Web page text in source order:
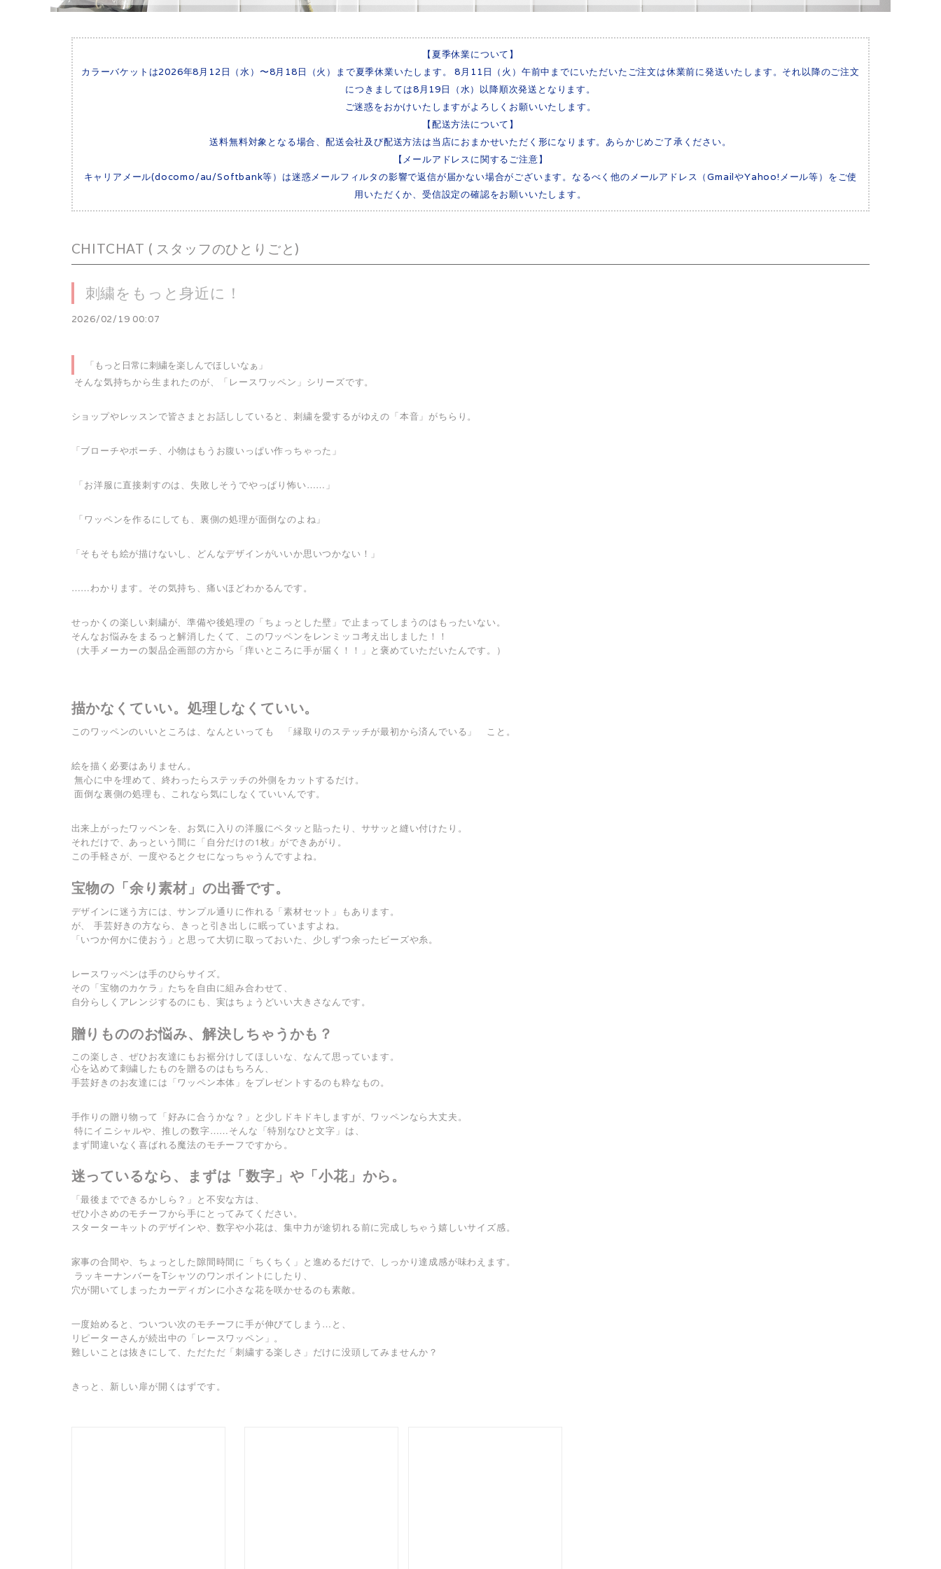
【夏季休業について】
カラーバケットは2026年8月12日（水）〜8月18日（火）まで夏季休業いたします。 8月11日（火）午前中までにいただいたご注文は休業前に発送いたします。それ以降のご注文
につきましては8月19日（水）以降順次発送となります。
ご迷惑をおかけいたしますがよろしくお願いいたします。
【配送方法について】
送料無料対象となる場合、配送会社及び配送方法は当店におまかせいただく形になります。あらかじめご了承ください。
【メールアドレスに関するご注意】
キャリアメール(docomo/au/Softbank等）は迷惑メールフィルタの影響で返信が届かない場合がございます。なるべく他のメールアドレス（GmailやYahoo!メール等）をご使
用いただくか、受信設定の確認をお願いいたします。
CHITCHAT ( スタッフのひとりごと)
刺繍をもっと身近に！
2026/02/19 00:07
「もっと日常に刺繍を楽しんでほしいなぁ」
そんな気持ちから生まれたのが、「レースワッペン」シリーズです。
ショップやレッスンで皆さまとお話ししていると、刺繍を愛するがゆえの「本音」がちらり。
「ブローチやポーチ、小物はもうお腹いっぱい作っちゃった」
「お洋服に直接刺すのは、失敗しそうでやっぱり怖い……」
「ワッペンを作るにしても、裏側の処理が面倒なのよね」
「そもそも絵が描けないし、どんなデザインがいいか思いつかない！」
……わかります。その気持ち、痛いほどわかるんです。
せっかくの楽しい刺繍が、準備や後処理の「ちょっとした壁」で止まってしまうのはもったいない。
そんなお悩みをまるっと解消したくて、このワッペンをレンミッコ考え出しました！！
（大手メーカーの製品企画部の方から「痒いところに手が届く！！」と褒めていただいたんです。）
描かなくていい。処理しなくていい。
このワッペンのいいところは、なんといっても 「縁取りのステッチが最初から済んでいる」 こと。
絵を描く必要はありません。
無心に中を埋めて、終わったらステッチの外側をカットするだけ。
面倒な裏側の処理も、これなら気にしなくていいんです。
出来上がったワッペンを、お気に入りの洋服にペタッと貼ったり、ササッと縫い付けたり。
それだけで、あっという間に「自分だけの1枚」ができあがり。
この手軽さが、一度やるとクセになっちゃうんですよね。
宝物の「余り素材」の出番です。
デザインに迷う方には、サンプル通りに作れる「素材セット」もあります。
が、 手芸好きの方なら、きっと引き出しに眠っていますよね。
「いつか何かに使おう」と思って大切に取っておいた、少しずつ余ったビーズや糸。
レースワッペンは手のひらサイズ。
その「宝物のカケラ」たちを自由に組み合わせて、
自分らしくアレンジするのにも、実はちょうどいい大きさなんです。
贈りもののお悩み、解決しちゃうかも？
この楽しさ、ぜひお友達にもお裾分けしてほしいな、なんて思っています。
心を込めて刺繍したものを贈るのはもちろん、
手芸好きのお友達には「ワッペン本体」をプレゼントするのも粋なもの。
手作りの贈り物って「好みに合うかな？」と少しドキドキしますが、ワッペンなら大丈夫。
特にイニシャルや、推しの数字……そんな「特別なひと文字」は、
まず間違いなく喜ばれる魔法のモチーフですから。
迷っているなら、まずは「数字」や「小花」から。
「最後までできるかしら？」と不安な方は、
ぜひ小さめのモチーフから手にとってみてください。
スターターキットのデザインや、数字や小花は、集中力が途切れる前に完成しちゃう嬉しいサイズ感。
家事の合間や、ちょっとした隙間時間に「ちくちく」と進めるだけで、しっかり達成感が味わえます。
ラッキーナンバーをTシャツのワンポイントにしたり、
穴が開いてしまったカーディガンに小さな花を咲かせるのも素敵。
一度始めると、ついつい次のモチーフに手が伸びてしまう…と、
リピーターさんが続出中の「レースワッペン」。
難しいことは抜きにして、ただただ「刺繍する楽しさ」だけに没頭してみませんか？
きっと、新しい扉が開くはずです。